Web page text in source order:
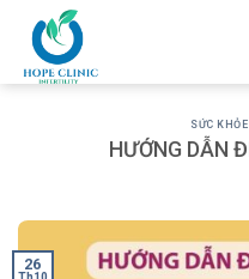
content
SỨC
HƯỚNG DẪN
26